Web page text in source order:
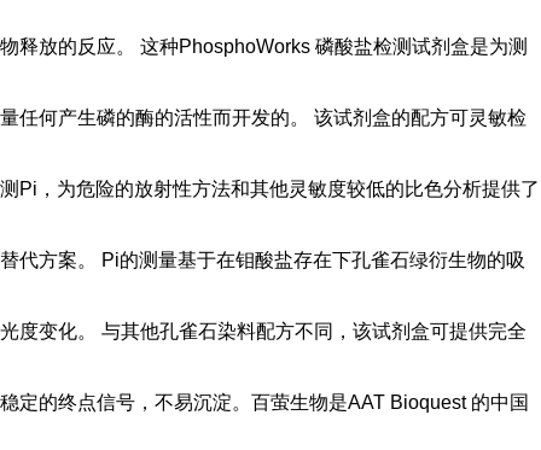
物释放的反应。 这种PhosphoWorks 磷酸盐检测试剂盒是为测
量任何产生磷的酶的活性而开发的。 该试剂盒的配方可灵敏检
测Pi，为危险的放射性方法和其他灵敏度较低的比色分析提供了
替代方案。 Pi的测量基于在钼酸盐存在下孔雀石绿衍生物的吸
光度变化。 与其他孔雀石染料配方不同，该试剂盒可提供完全
稳定的终点信号，不易沉淀。百萤生物是AAT Bioquest 的中国